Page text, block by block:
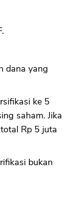
dana yang
ke 5
saham. Jika
Rp 5 juta
bukan